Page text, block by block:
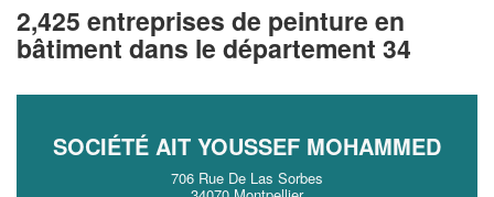
2,425 entreprises de peinture en
bâtiment dans le département 34
SOCIÉTÉ AIT YOUSSEF MOHAMMED
706 Rue De Las Sorbes